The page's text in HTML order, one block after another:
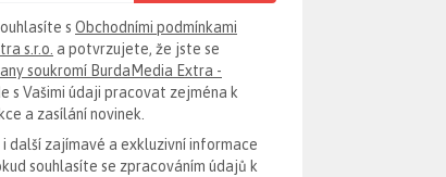
s Obchodními podmínkami
s.r.o. a potvrzujete, že jste se
soukromí BurdaMedia Extra -
s Vašimi údaji pracovat zejména k
a zasílání novinek.
další zajímavé a exkluzivní informace
souhlasíte se zpracováním údajů k